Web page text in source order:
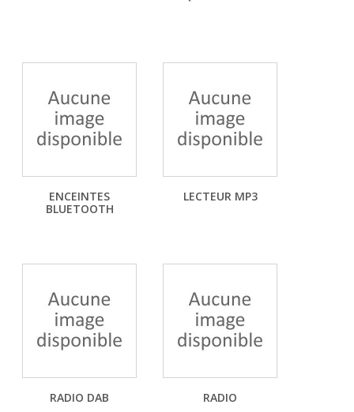
ENCEINTES
BLUETOOTH
LECTEUR MP3
RADIO DAB RADIO